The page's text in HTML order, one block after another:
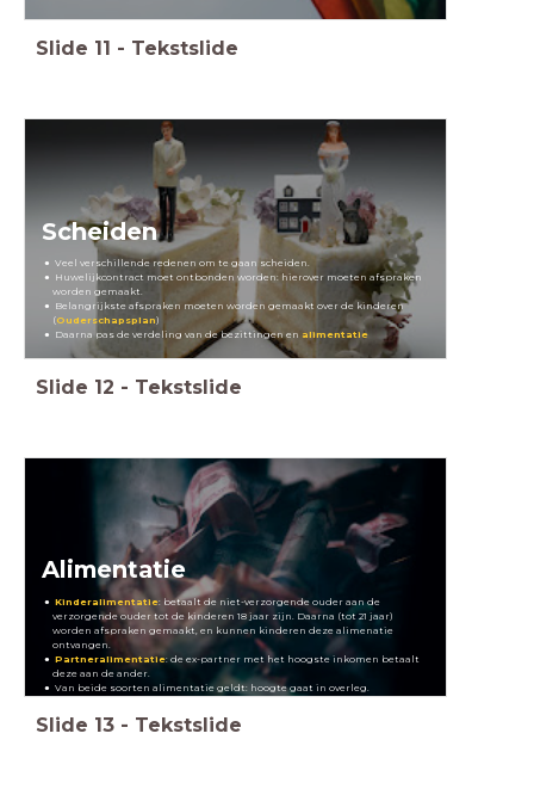
Slide 11 - Tekstslide
Scheiden
Veel verschillende redenen om te gaan scheiden.
Huwelijkcontract moet ontbonden worden: hierover moeten afspraken
worden gemaakt.
Belangrijkste afspraken moeten worden gemaakt over de kinderen
(Ouderschapsplan)
Daarna pas de verdeling van de bezittingen en alimentatie
Slide 12 - Tekstslide
Alimentatie
Kinderalimentatie: betaalt de niet-verzorgende ouder aan de
verzorgende ouder tot de kinderen 18 jaar zijn. Daarna (tot 21 jaar)
worden afspraken gemaakt, en kunnen kinderen deze alimenatie
ontvangen.
Partneralimentatie: de ex-partner met het hoogste inkomen betaalt
deze aan de ander.
Van beide soorten alimentatie geldt: hoogte gaat in overleg.
Slide 13 - Tekstslide